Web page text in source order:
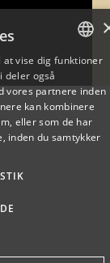
ENGLISH
vise dig funktioner
deler også
vores partnere inden
kan kombinere
eller som de har
inden du samtykker